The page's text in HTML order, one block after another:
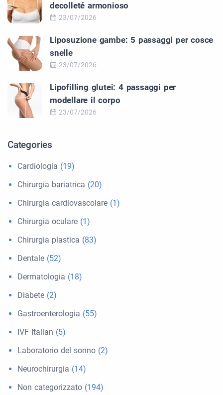
decolleté armonioso
23/07/2026
Liposuzione gambe: 5 passaggi per cosce
snelle
23/07/2026
Lipofilling glutei: 4 passaggi per
modellare il corpo
23/07/2026
Categories
Cardiologia (19)
Chirurgia bariatrica (20)
Chirurgia cardiovascolare (1)
Chirurgia oculare (1)
Chirurgia plastica (83)
Dentale (52)
Dermatologia (18)
Diabete (2)
Gastroenterologia (55)
IVF Italian (5)
Laboratorio del sonno (2)
Neurochirurgia (14)
Non categorizzato (194)